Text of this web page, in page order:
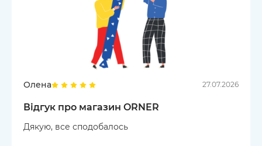
Олена 27.07.2026
Відгук про магазин ORNER
Дякую, все сподобалось